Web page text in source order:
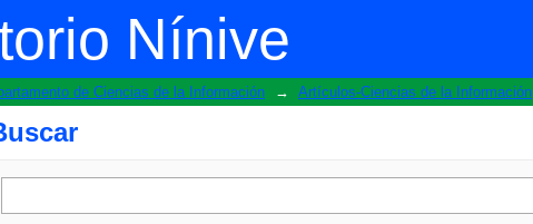
Nínive
de Ciencias de la Información → Artículos-Ciencias de la Información